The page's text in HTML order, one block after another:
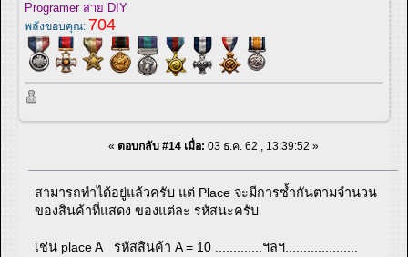
Programer สาย DIY
พลังขอบคุณ: 704
« ตอบกลับ #14 เมื่อ: 03 ธ.ค. 62 , 13:39:52 »
สามารถทำได้อยู่แล้วครับ แต่ Place จะมีการซ้ำกันตามจำนวน
ของสินค้าที่แสดง ของแต่ละ รหัสนะครับ
เช่น place A รหัสสินค้า A = 10 .............ฯลฯ....................